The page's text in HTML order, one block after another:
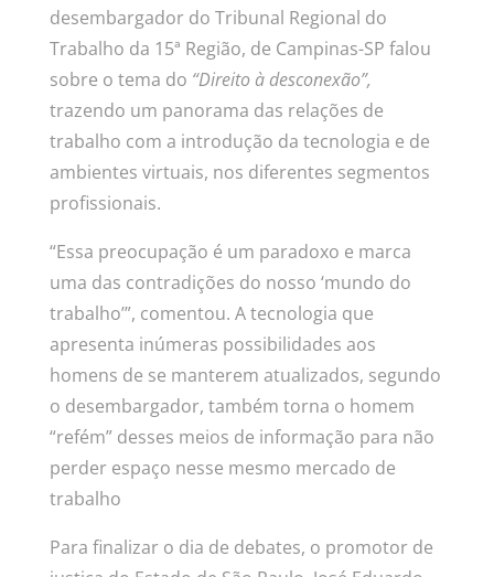
desembargador do Tribunal Regional do
Trabalho da 15ª Região, de Campinas-SP falou
sobre o tema do “Direito à desconexão”,
trazendo um panorama das relações de
trabalho com a introdução da tecnologia e de
ambientes virtuais, nos diferentes segmentos
profissionais.
“Essa preocupacão é um paradoxo e marca
uma das contradições do nosso ‘mundo do
trabalho’”, comentou. A tecnologia que
apresenta inúmeras possibilidades aos
homens de se manterem atualizados, segundo
o desembargador, também torna o homem
“refém” desses meios de informação para não
perder espaço nesse mesmo mercado de
trabalho
Para finalizar o dia de debates, o promotor de